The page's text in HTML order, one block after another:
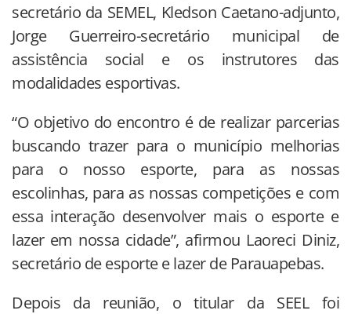
secretário da SEMEL, Kledson Caetano-adjunto,
Jorge Guerreiro-secretário municipal de
assistência social e os instrutores das
modalidades esportivas.
“O objetivo do encontro é de realizar parcerias
buscando trazer para o município melhorias
para o nosso esporte, para as nossas
escolinhas, para as nossas competições e com
essa interação desenvolver mais o esporte e
lazer em nossa cidade”, afirmou Laoreci Diniz,
secretário de esporte e lazer de Parauapebas.
Depois da reunião, o titular da SEEL foi